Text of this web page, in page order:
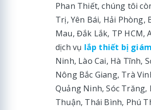
Phan Thiết, chúng tôi
Trị, Yên Bái, Hải Phòng,
Mau, Đắk Lắk, TP HCM,
dịch vụ lắp thiết bị
Ninh, Lào Cai, Hà Tĩnh,
Nông Bắc Giang, Trà
Quảng Ninh, Sóc
Thuận, Thái Bình, Phú